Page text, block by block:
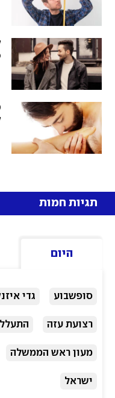
תגיות חמות
היום
סופשבוע גדי
רצועת עזה
מעון ראש הממשלה
ישראל